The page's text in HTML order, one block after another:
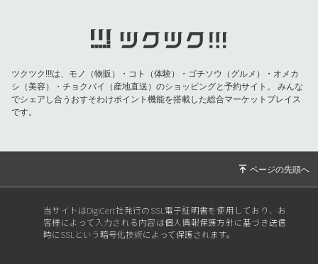
取が劇的に増えます】
2026/07/14【あなたが心から守りたいものは？】
2026/07/13【心から安心出来る、自分の本当の居場所】
ー】
2026/06/15【あなたの想いや感情を視覚化】
ツクツク!!!は、モノ（物販）・コト（体験）・ゴチソウ（グルメ）・オメカ
シ（美容）・チョクバイ（産地直送）のショッピングと予約サイト。
みんな
でシェアし合うおすそわけポイント機能を搭載した総合マーケットプレイス
です。
当サイトはDigiCert社発行のSSL電子証明書を使用しており、お
客様によって入力される内容は個人情報保護方針に基づき送信
時にSSLという暗号化技術によって保護されます。